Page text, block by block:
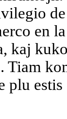
en
kaj
Tiam
plu